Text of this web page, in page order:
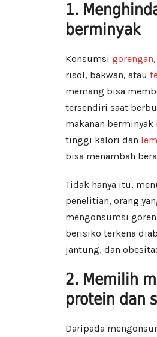
1.
berminyak
Konsumsi gorengan
risol, bakwan, atau
memang bisa
tersendiri saat
makanan
tinggi kalori dan
bisa menambah
Tidak hanya itu,
penelitian, orang
mengonsumsi
berisiko terkena
jantung, dan
2. Memilih
protein dan
Daripada